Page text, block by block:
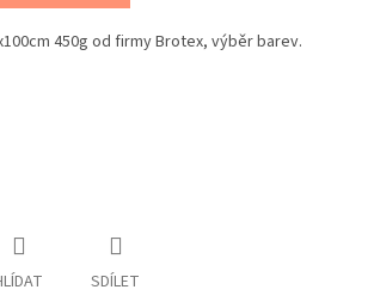
450g od firmy Brotex, výběr barev.
SDÍLET